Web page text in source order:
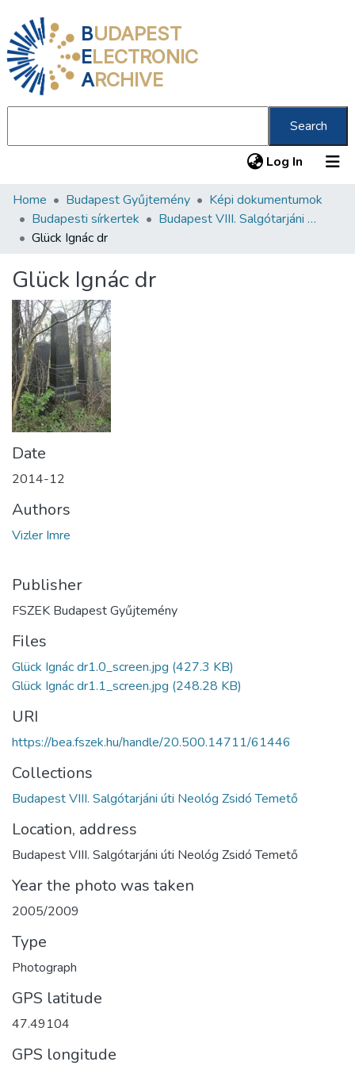
BUDAPEST
ELECTRONIC
ARCHIVE
Search
Log In (current)
Communities & Collections
All of DSpace
About us
Home Budapest Gyűjtemény
Képi dokumentumok
Budapesti sírkertek
Budapest VIII. Salgótarjáni úti Neológ Zsidó Temető
Glück Ignác dr
Glück Ignác dr
Date
2014-12
Authors
Vizler Imre
Publisher
FSZEK Budapest Gyűjtemény
Files
Glück Ignác dr1.0_screen.jpg (427.3 KB)
Glück Ignác dr1.1_screen.jpg (248.28 KB)
URI
https://bea.fszek.hu/handle/20.500.14711/61446
Collections
Budapest VIII. Salgótarjáni úti Neológ Zsidó Temető
Location, address
Budapest VIII. Salgótarjáni úti Neológ Zsidó Temető
Year the photo was taken
2005/2009
Type
Photograph
GPS latitude
47.49104
GPS longitude